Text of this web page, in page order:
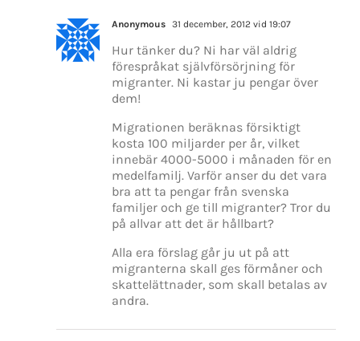
Anonymous 31 december, 2012 vid 19:07
Hur tänker du? Ni har väl aldrig
förespråkat självförsörjning för
migranter. Ni kastar ju pengar över
dem!
Migrationen beräknas försiktigt
kosta 100 miljarder per år, vilket
innebär 4000-5000 i månaden för en
medelfamilj. Varför anser du det vara
bra att ta pengar från svenska
familjer och ge till migranter? Tror du
på allvar att det är hållbart?
Alla era förslag går ju ut på att
migranterna skall ges förmåner och
skattelättnader, som skall betalas av
andra.